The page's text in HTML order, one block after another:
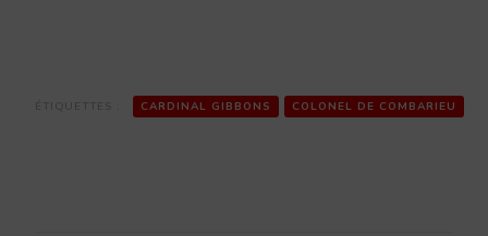
CARDINAL GIBBONS COLONEL DE COMBARIEU